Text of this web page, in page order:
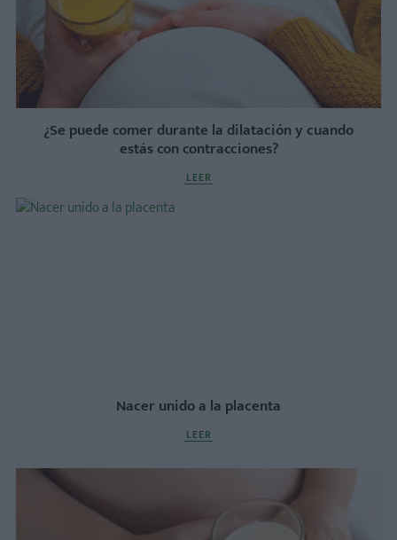
¿Se puede comer durante la dilatación y cuando
estás con contracciones?
LEER
Nacer unido a la placenta
LEER